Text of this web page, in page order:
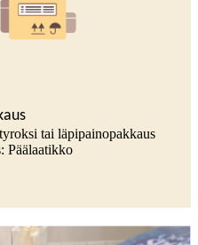
tai läpipainopakkaus
Päälaatikko